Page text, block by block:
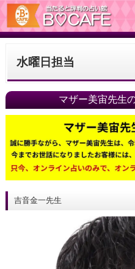
水曜日担当
マザー美宙先生
吉音金一先生